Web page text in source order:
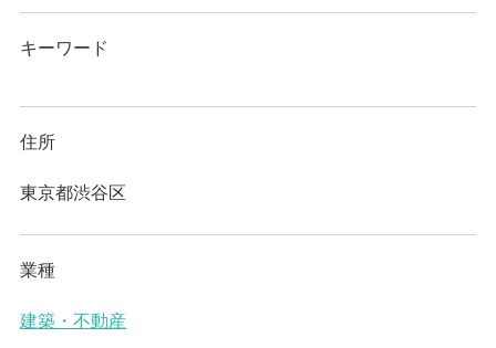
キーワード
住所
東京都渋谷区
業種
建築・不動産